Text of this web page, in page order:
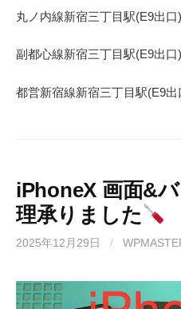
丸ノ内線新宿三丁目駅(E9出口
副都心線新宿三丁目駅(E9出口
都営新宿線新宿三丁目駅(E9出
iPhoneX 画面&
理承りました
2025年12月29日 /